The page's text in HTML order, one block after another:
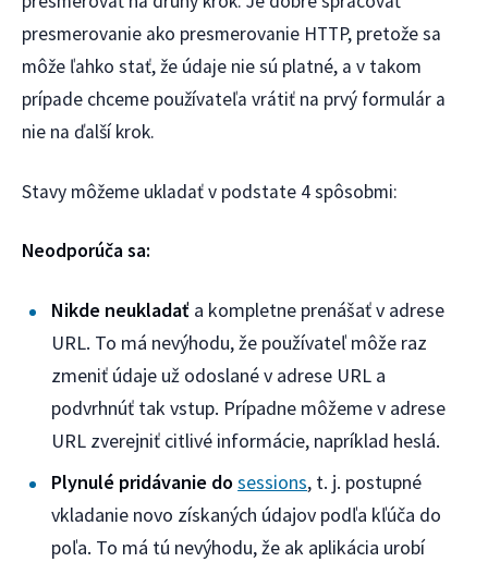
presmerovanie ako presmerovanie HTTP, pretože sa
môže ľahko stať, že údaje nie sú platné, a v takom
prípade chceme používateľa vrátiť na prvý formulár a
nie na ďalší krok.
Stavy môžeme ukladať v podstate 4 spôsobmi:
Neodporúča sa:
Nikde neukladať a kompletne prenášať v adrese
URL. To má nevýhodu, že používateľ môže raz
zmeniť údaje už odoslané v adrese URL a
podvrhnúť tak vstup. Prípadne môžeme v adrese
URL zverejniť citlivé informácie, napríklad heslá.
Plynulé pridávanie dosessions, t. j. postupné
vkladanie novo získaných údajov podľa kľúča do
poľa. To má tú nevýhodu, že ak aplikácia urobí